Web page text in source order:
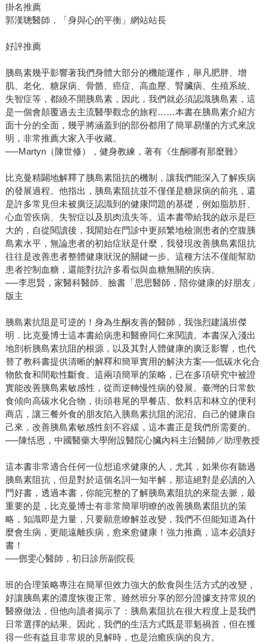
掛名推薦
郭漢聰醫師，「身與心的平衡」網站站長
好評推薦
胰島素幾乎影響著我們身體大部分的機能運作，舉凡肥胖、增
肌、老化、糖尿病、骨骼、癌症、高血壓、腎臟病、生殖系統、
失智症等，都繞不開胰島素，因此，我們就必須認識胰島素，這
是一個會顛覆過去主流醫學觀念的旅程……本書在胰島素介紹方
面十分的全面，幾乎將涵蓋到的部份都用了簡單易懂的方式來說
明，非常推薦大家入手收藏。
──Martyn（陳世修），健身教練，著有《生酮哪有那麼難》
比克曼精闢地解釋了胰島素阻抗的機制，讓我們能深入了解疾病
的發展過程。他指出，胰島素阻抗並不僅僅是糖尿病的前兆，還
是許多常見但未被廣泛認識到的健康問題的基礎，例如脂肪肝、
心血管疾病、失智症以及肌肉流失等。這本書帶給我的啟示是巨
大的，自從閱讀後，我開始在門診中更頻繁地檢測患者的空腹胰
島素水平，無論患者的初始症狀是什麼，我發現改善胰島素阻抗
往往是改善患者整體健康狀況的關鍵一步。這種方法不僅能幫助
患者控制血糖，還能對抗許多看似與血糖無關的疾病。
──李思賢，家醫科醫師、臉書「思思醫師，陪你健康的好朋友」
版主
胰島素抗阻是可逆的！身為生酮友善的醫師，我強烈建議班傑
明．比克曼博士這本書給病患和醫療同仁來閱讀。本書深入淺出
地剖析胰島素抗阻的根源，以及其對人體健康的廣泛影響，也代
替了教科書提供清晰的解釋和簡單實用的解決方案──低碳水化合
物飲食和間歇性斷食。這兩項簡單的策略，已在多項研究中被證
實能改善胰島素敏感性，從而逆轉慢性病的發展。臺灣的日常飲
食傾向高碳水化合物，街頭巷尾的早餐店、飲料店和林立的便利
商店，讓三餐外食的朋友陷入胰島素抗阻的泥沼。自己的健康自
己來，改善胰島素敏感性刻不容緩，這本書正是我們所需要的。
──陳恬恩，中國醫藥大學附設醫院心臟內科主治醫師／助理教授
這本書非常適合任何一位想追求健康的人，尤其，如果你有聽過
胰島素阻抗，但是對於這個名詞一知半解，那這絕對是必讀的入
門好書，透過本書，你能完整的了解胰島素阻抗的來龍去脈，最
重要的是，比克曼博士有非常簡單明瞭的改善胰島素阻抗的策
略，知識即是力量，只要願意瞭解並改變，我們不但能知道為什
麼會生病，更能遠離疾病，愈來愈健康！強力推薦，這本必讀好
書！
──鄧雯心醫師，初日診所副院長
班的合理策略專注在簡單但效力強大的飲食與生活方式的改變，
好讓胰島素的濃度恢復正常。雖然班分享的部分證據支持常規的
醫療做法，但他向讀者揭示了：胰島素阻抗在很大程度上是我們
日常選擇的結果。因此，我們的生活方式既是罪魁禍首，但在獲
得一些有益且非常規的見解時，也是治癒疾病的良方。